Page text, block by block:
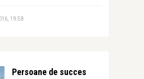
19:58
Persoane de succes